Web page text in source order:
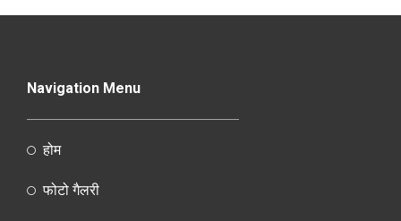
Navigation Menu
होम
फोटो गैलरी